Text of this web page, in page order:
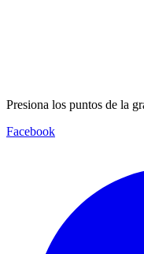
Presiona los puntos de la
Facebook